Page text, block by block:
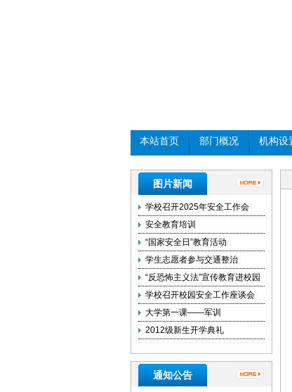
本站首页 部门概况 机构设
图片新闻
学校召开2025年安全工作会
安全教育培训
“国家安全日”教育活动
学生志愿者参与交通整治
“反恐怖主义法”宣传教育进校园
学校召开校园安全工作座谈会
大学第一课——军训
2012级新生开学典礼
通知公告